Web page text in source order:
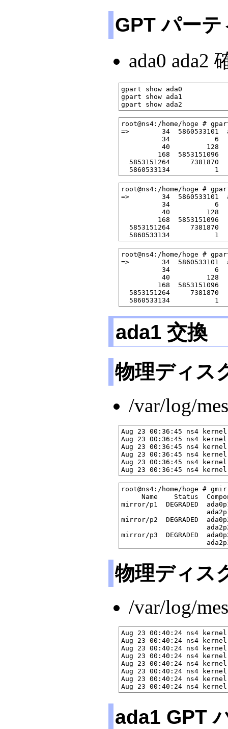
GPT パー
ada0 ada2
gpart show ada0
gpart show ada1
root@ns4:/home/hoge #
=>        34  5860533101
34           6
40         128
168  5853151096
5853151264     7381870
root@ns4:/home/hoge #
=>        34  5860533101
34           6
40         128
168  5853151096
5853151264     7381870
root@ns4:/home/hoge #
=>        34  5860533101
34           6
40         128
168  5853151096
5853151264     7381870
ada1 交換
物理ディス
/var/log/
Aug 23 00:36:45 ns4
Aug 23 00:36:45 ns4 kernel:
Aug 23 00:36:45 ns4 kernel:
Aug 23 00:36:45 ns4
Aug 23 00:36:45 ns4
root@ns4:/home/hoge #
Name    Status
mirror/p1  DEGRADED
mirror/p2  DEGRADED
mirror/p3  DEGRADED
物理ディス
/var/log/
Aug 23 00:40:24 ns4
Aug 23 00:40:24 ns4 kernel:
Aug 23 00:40:24 ns4
Aug 23 00:40:24 ns4
Aug 23 00:40:24 ns4 kernel:
Aug 23 00:40:24 ns4
Aug 23 00:40:24 ns4
ada1 GPT